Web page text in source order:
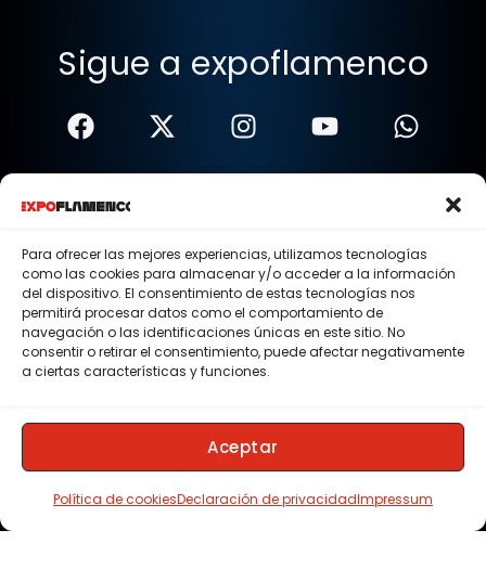
Para ofrecer las mejores experiencias, utilizamos tecnologías
como las cookies para almacenar y/o acceder a la información
del dispositivo. El consentimiento de estas tecnologías nos
permitirá procesar datos como el comportamiento de
navegación o las identificaciones únicas en este sitio. No
consentir o retirar el consentimiento, puede afectar negativamente
a ciertas características y funciones.
Aceptar
Política de cookiesDeclaración de privacidadImpressum
Sigue a expoflamenco
Términos Y Condiciones
Política De Privacidad
Política De Cookies
Aviso Legal
© 2015 - 2026 . Todos los derechos reservados.
Contacto
Membresias